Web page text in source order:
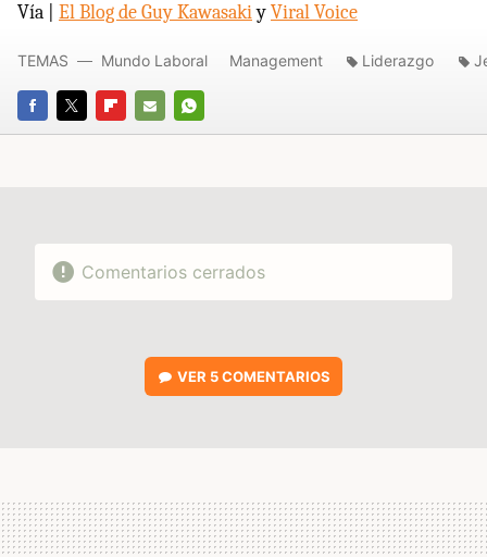
Vía | El Blog de Guy KawasakiyViral Voice
FACEBOOK
TWITTERFLIPBOARD
E-
WHATSAPP
TEMAS Mundo Laboral Management Liderazgo
Comentarios cerrados
VER 5 COMENTARIOS